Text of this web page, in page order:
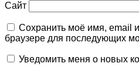
Сайт
Сохранить моё имя, email
браузере для последующих
Уведомить меня о новых